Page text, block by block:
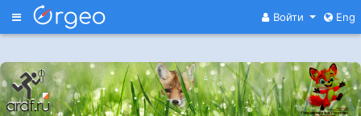
Меню Войти Eng